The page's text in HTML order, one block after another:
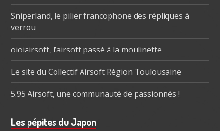
Sniperland, le pilier francophone des répliques à
verrou
oioiairsoft, l’airsoft passé à la moulinette
Le site du Collectif Airsoft Région Toulousaine
5.95 Airsoft, une communauté de passionnés !
Les pépites du Japon